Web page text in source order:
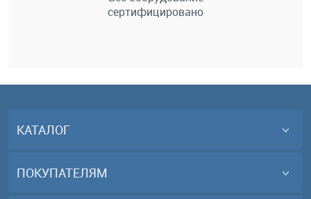
сертифицировано
КАТАЛОГ
ПОКУПАТЕЛЯМ